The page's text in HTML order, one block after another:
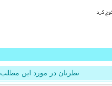
کرد
نظرتان در مورد این مطلب